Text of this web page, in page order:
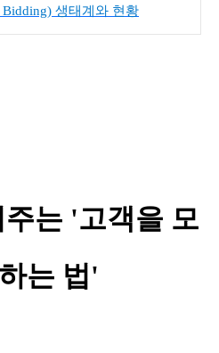
Bidding) 생태계와 현황
주는 '고객을 모
는 법'